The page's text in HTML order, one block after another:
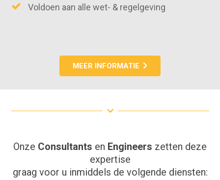
Voldoen aan alle wet- & regelgeving
MEER INFORMATIE
Onze Consultants en Engineers zetten deze
expertise
graag voor u inmiddels de volgende diensten: